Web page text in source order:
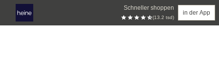
Schneller shoppen
(13.2 tsd)
in der App